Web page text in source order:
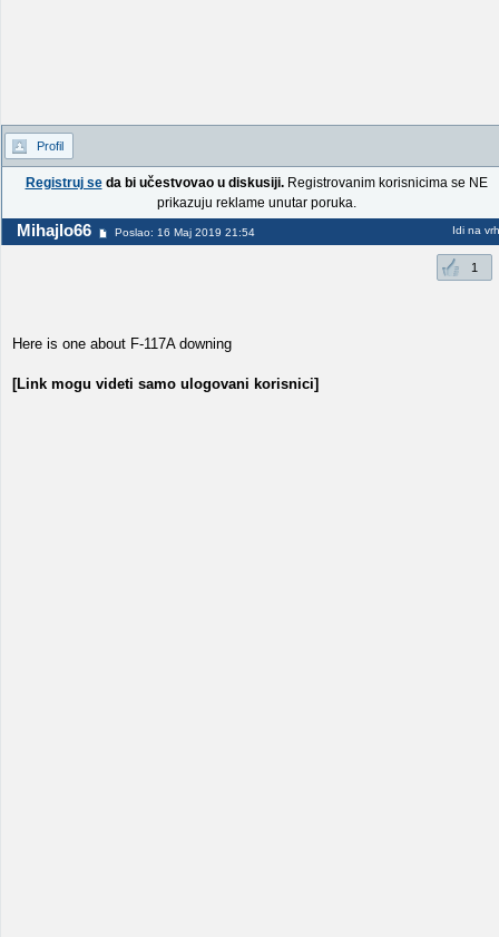
Profil
Registruj seda bi učestvovao u diskusiji.Registrovanim korisnicima se NE
prikazuju reklame unutar poruka.
Mihajlo66 Poslao: 16 Maj 2019 21:54 Idi na vrh
1
Here is one about F-117A downing
[Link mogu videti samo ulogovani korisnici]